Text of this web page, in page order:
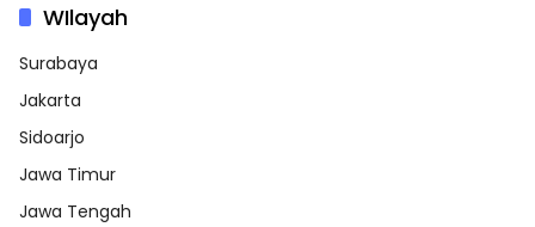
WIlayah
Surabaya
Jakarta
Sidoarjo
Jawa Timur
Jawa Tengah